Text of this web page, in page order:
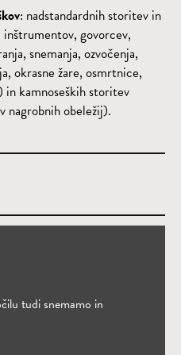
: nadstandardnih storitev in
govorcev,
snemanja, ozvočenja,
okrasne žare, osmrtnice,
kamnoseških storitev
nagrobnih obeležij).
tudi snemamo in